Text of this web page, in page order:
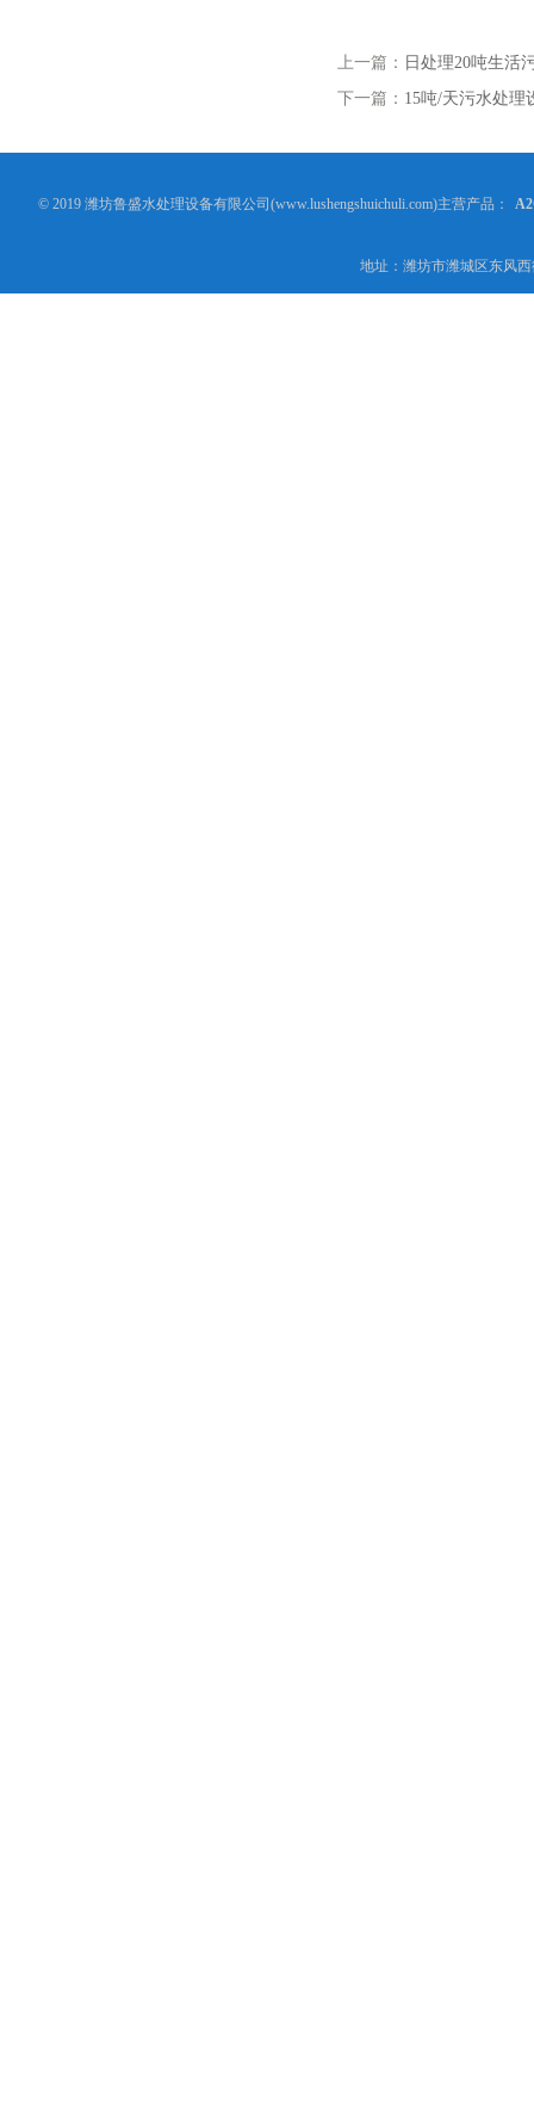
上一篇： 日处理20吨生活
下一篇： 15吨/天污水处理
© 2019 潍坊鲁盛水处理设备有限公司(www.lushengshuichuli.com)主营产品：
地址：潍坊市潍城区东风